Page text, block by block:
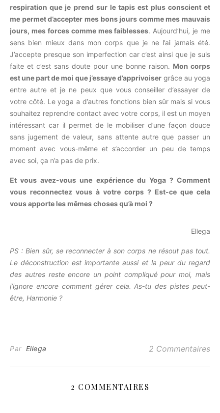
respiration que je prend sur le tapis est plus conscient et
me permet d’accepter mes bons jours comme mes mauvais
jours, mes forces comme mes faiblesses. Aujourd’hui, je me
sens bien mieux dans mon corps que je ne l’ai jamais été.
J’accepte presque son imperfection car c’est ainsi que je suis
faite et c’est sans doute pour une bonne raison. Mon corps
est une part de moi que j’essaye d’apprivoiser grâce au yoga
entre autre et je ne peux que vous conseiller d’essayer de
votre côté. Le yoga a d’autres fonctions bien sûr mais si vous
souhaitez reprendre contact avec votre corps, il est un moyen
intéressant car il permet de le mobiliser d’une façon douce
sans jugement de valeur, sans attente autre que passer un
moment avec vous-même et s’accorder un peu de temps
avec soi, ça n’a pas de prix.
Et vous avez-vous une expérience du Yoga ? Comment
vous reconnectez vous à votre corps ? Est-ce que cela
vous apporte les mêmes choses qu’à moi ?
Ellega
PS : Bien sûr, se reconnecter à son corps ne résout pas tout.
Le déconstruction est importante aussi et la peur du regard
des autres reste encore un point compliqué pour moi, mais
j’ignore encore comment gérer cela. As-tu des pistes peut-
être, Harmonie ?
Par Ellega 2 Commentaires
2 COMMENTAIRES